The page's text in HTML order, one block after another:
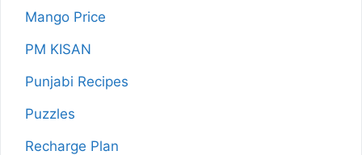
Mango Price
PM KISAN
Punjabi Recipes
Puzzles
Recharge Plan